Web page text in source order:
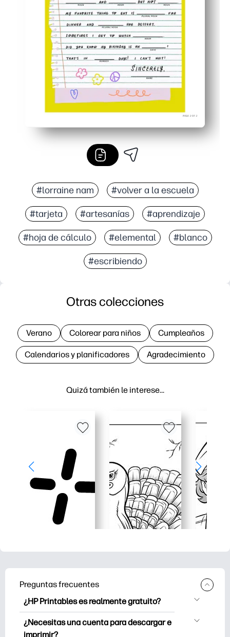
#lorraine nam #volver a la escuela
#tarjeta #artesanías #aprendizaje
#hoja de cálculo #elemental #blanco
#escribiendo
Quizá también le interese…
Otras colecciones
Verano Colorear para niños Cumpleaños
Calendarios y planificadores Agradecimiento
Preguntas frecuentes
¿HP Printables es realmente gratuito?
HP Printables ofrece más de 2500
imprimibles gratuitos para descargar e
¿Necesitas una cuenta para descargar e
imprimir?